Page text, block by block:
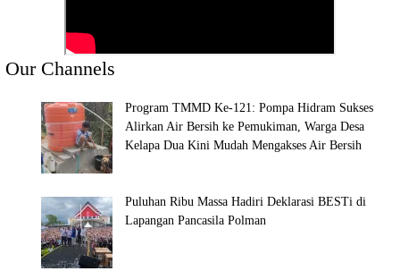
Our Channels
Program TMMD Ke-121: Pompa Hidram Sukses
Alirkan Air Bersih ke Pemukiman, Warga Desa
Kelapa Dua Kini Mudah Mengakses Air Bersih
Puluhan Ribu Massa Hadiri Deklarasi BESTi di
Lapangan Pancasila Polman